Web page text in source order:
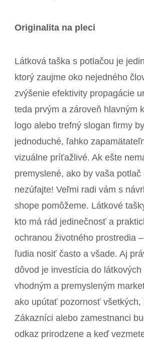
Originalita na pleci
Látková taška s potlačou je
ktorý zaujme oko nejedného
zvýšenie efektivity propagácie
teda prvým a zároveň hlavným
logo alebo trefný slogan firmy
jednoduché, ľahko
vizuálne príťažlivé. Ak ešte
premyslené, ako by vaša
nezúfajte! Veľmi radi vám s
shope pomôžeme. Látkové
kto má rád jedinečnosť a
ochranou životného prostredia
ľudia nosiť často a všade. Aj
dôvod je investícia do
vhodným a premysleným
ako upútať pozornosť všetkých,
Zákazníci alebo zamestnanci
odkaz prirodzene a keď